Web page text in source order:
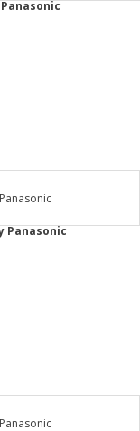
Panasonic